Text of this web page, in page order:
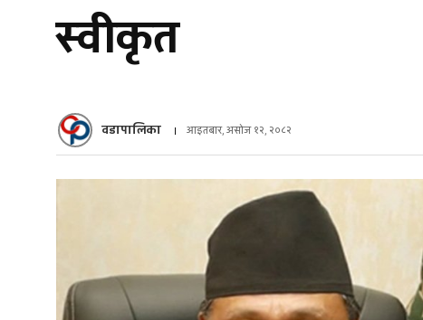
स्वीकृत
वडापालिका आइतबार, असोज १२, २०८२